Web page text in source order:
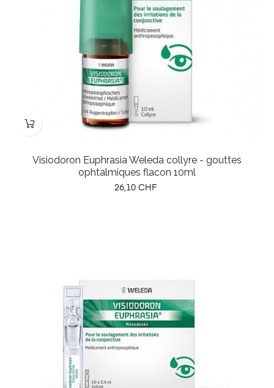
Visiodoron Euphrasia Weleda collyre - gouttes
ophtalmiques flacon 10ml
Prix
26,10 CHF